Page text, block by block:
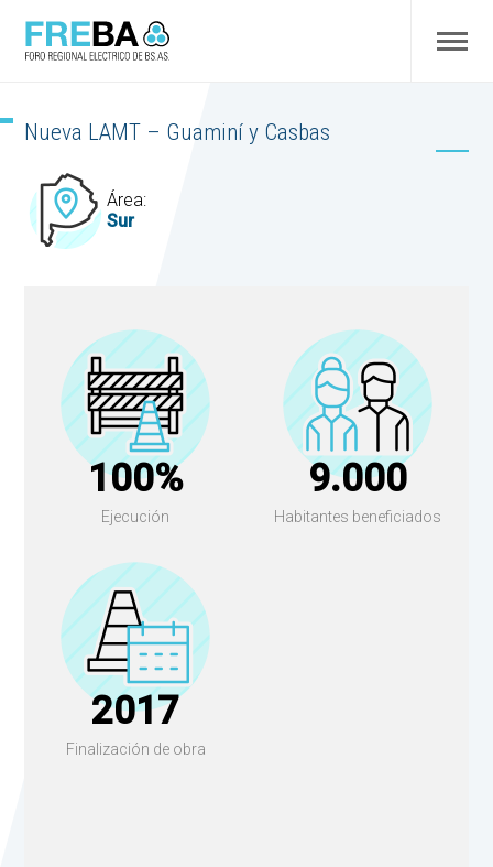
Nueva LAMT – Guaminí y Casbas
Área:
Sur
100%
Ejecución
9.000
Habitantes beneficiados
2017
Finalización de obra